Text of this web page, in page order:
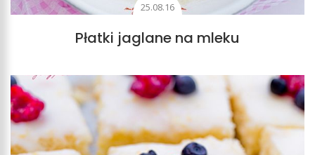
25.08.16
Płatki jaglane na mleku